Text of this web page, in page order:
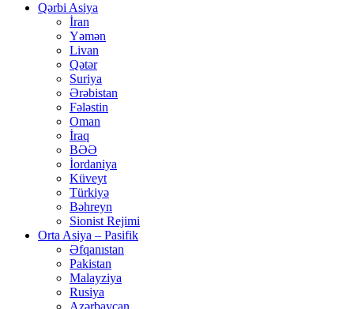
Qərbi Asiya
İran
Yəmən
Livan
Qətər
Suriya
Ərəbistan
Fələstin
Oman
İraq
BƏƏ
İordaniya
Küveyt
Türkiyə
Bəhreyn
Sionist Rejimi
Orta Asiya – Pasifik
Əfqanıstan
Pakistan
Malayziya
Rusiya
Azərbaycan